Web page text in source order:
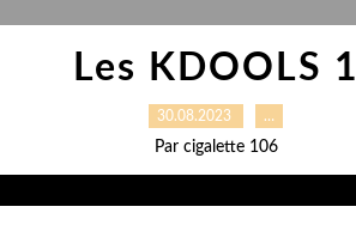
Les KDOOLS 1
30.08.2023 …
Par cigalette 106